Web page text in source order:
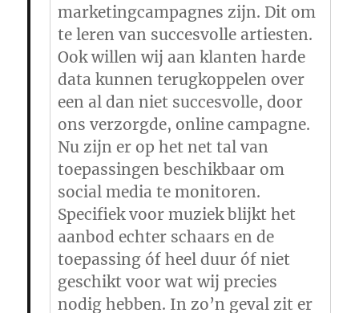
marketingcampagnes zijn. Dit om
te leren van succesvolle artiesten.
Ook willen wij aan klanten harde
data kunnen terugkoppelen over
een al dan niet succesvolle, door
ons verzorgde, online campagne.
Nu zijn er op het net tal van
toepassingen beschikbaar om
social media te monitoren.
Specifiek voor muziek blijkt het
aanbod echter schaars en de
toepassing óf heel duur óf niet
geschikt voor wat wij precies
nodig hebben. In zo’n geval zit er